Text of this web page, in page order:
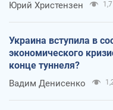
Юрий Христензен
Украина вступила в
экономического
конце туннеля?
Вадим Денисенко